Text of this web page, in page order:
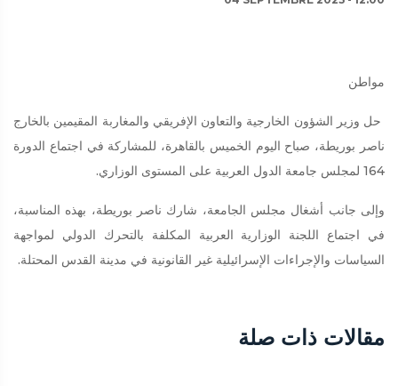
مواطن
حل وزير الشؤون الخارجية والتعاون الإفريقي والمغاربة المقيمين بالخارج
ناصر بوريطة، صباح اليوم الخميس بالقاهرة، للمشاركة في اجتماع الدورة
164 لمجلس جامعة الدول العربية على المستوى الوزاري.
وإلى جانب أشغال مجلس الجامعة، شارك ناصر بوريطة، بهذه المناسبة،
في اجتماع اللجنة الوزارية العربية المكلفة بالتحرك الدولي لمواجهة
السياسات والإجراءات الإسرائيلية غير القانونية في مدينة القدس المحتلة.
مقالات ذات صلة